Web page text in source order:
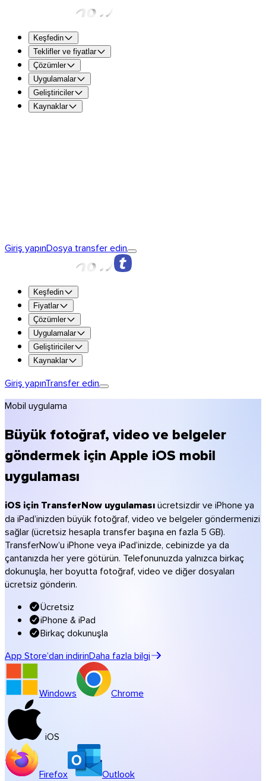
Keşfedin
Teklifler ve fiyatlar
Çözümler
Uygulamalar
Geliştiriciler
Kaynaklar
Premium’u deneyin
Transfer başına en fazla 250 GB
1 TB depolama alanı
En fazla 365 gün saklama
Kendi markanız (logo, renkler)
Premium alın
Team alın
Planları karşılaştırın
Fiyatlar
Fotoğrafçılar
Kreatif ajanslar
Mimarlık ve inşaat
Muhasebeciler
Müzik ve stüdyolar
Tüm sektör çözümleri
Markanıza özel transferler
Giriş yapınDosya transfer edin
Keşfedin
Fiyatlar
Çözümler
Uygulamalar
Geliştiriciler
Kaynaklar
Giriş yapınTransfer edin
Mobil uygulama
Büyük fotoğraf, video ve belgeler
göndermek için Apple iOS mobil
uygulaması
iOS için TransferNow uygulamasıücretsizdir ve iPhone ya
da iPad’inizden büyük fotoğraf, video ve belgeler göndermenizi
sağlar (ücretsiz hesapla transfer başına en fazla 5 GB).
TransferNow’u iPhone veya iPad’inizde, cebinizde ya da
çantanızda her yere götürün. Telefonunuzda yalnızca birkaç
dokunuşla, her boyutta fotoğraf, video ve diğer dosyaları
ücretsiz gönderin.
Ücretsiz
iPhone & iPad
Birkaç dokunuşla
App Store’dan indirinDaha fazla bilgi
Windows Chrome
iOS
Firefox Outlook